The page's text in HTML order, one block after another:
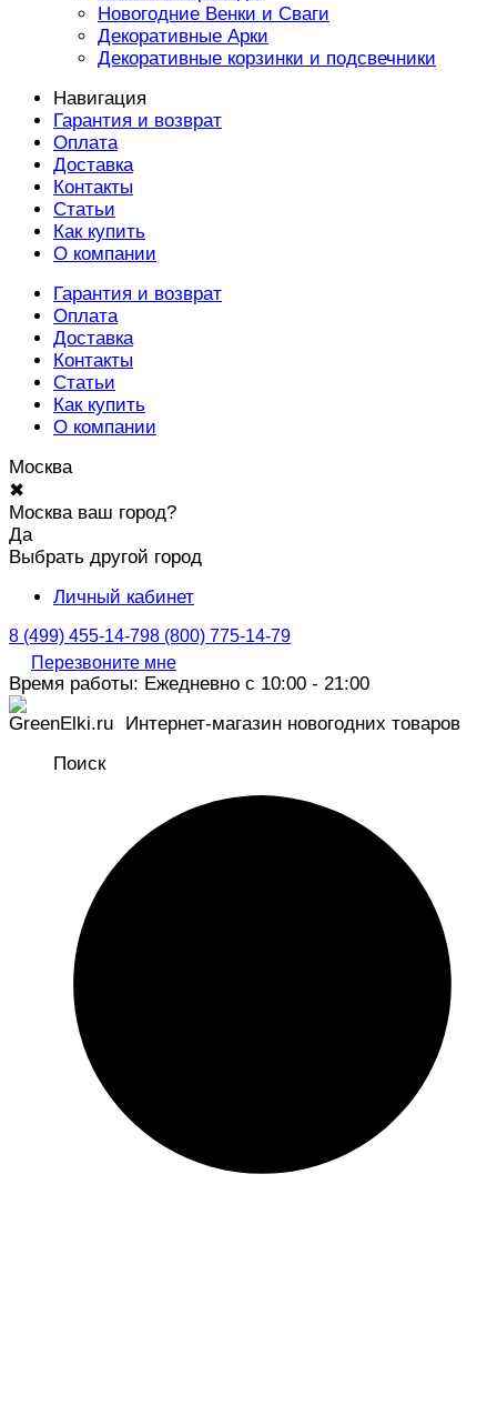
Новогодние Венки и Сваги
Декоративные Арки
Декоративные корзинки и подсвечники
Навигация
Гарантия и возврат
Оплата
Доставка
Контакты
Статьи
Как купить
О компании
Гарантия и возврат
Оплата
Доставка
Контакты
Статьи
Как купить
О компании
Москва
✖
Москва ваш город?
Да
Выбрать другой город
Личный кабинет
8 (499) 455-14-798 (800) 775-14-79
Перезвоните мне
Время работы: Ежедневно с 10:00 - 21:00
Интернет-магазин новогодних товаров
Поиск